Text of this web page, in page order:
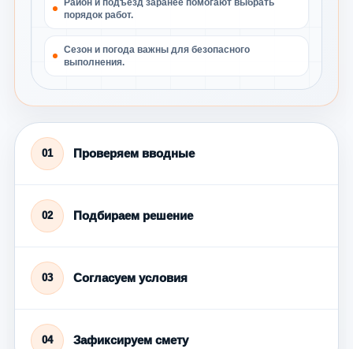
порядок работ.
Сезон и погода важны для безопасного
выполнения.
01 Проверяем вводные
02 Подбираем решение
03 Согласуем условия
04 Зафиксируем смету